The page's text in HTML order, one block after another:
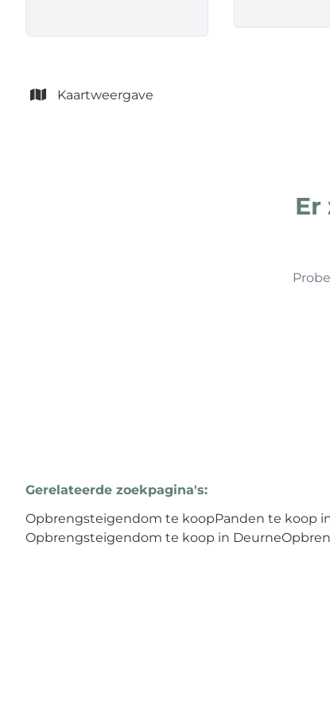
Kaartweergave
Gerelateerde zoekpagina's:
Opbrengsteigendom te koopPanden te koop
Opbrengsteigendom te koop in Deurne